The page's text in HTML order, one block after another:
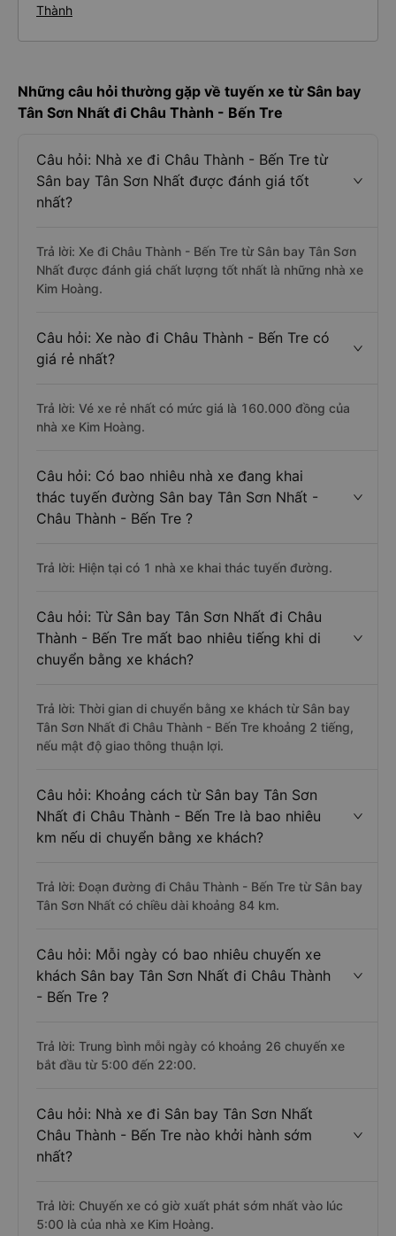
Thành
Những câu hỏi thường gặp về tuyến xe từ Sân bay
Tân Sơn Nhất đi Châu Thành - Bến Tre
Câu hỏi: Nhà xe đi Châu Thành - Bến Tre từ
Sân bay Tân Sơn Nhất được đánh giá tốt
nhất?
Trả lời: Xe đi Châu Thành - Bến Tre từ Sân bay Tân Sơn
Nhất được đánh giá chất lượng tốt nhất là những nhà xe
Kim Hoàng.
Câu hỏi: Xe nào đi Châu Thành - Bến Tre có
giá rẻ nhất?
Trả lời: Vé xe rẻ nhất có mức giá là 160.000 đồng của
nhà xe Kim Hoàng.
Câu hỏi: Có bao nhiêu nhà xe đang khai
thác tuyến đường Sân bay Tân Sơn Nhất -
Châu Thành - Bến Tre ?
Trả lời: Hiện tại có 1 nhà xe khai thác tuyến đường.
Câu hỏi: Từ Sân bay Tân Sơn Nhất đi Châu
Thành - Bến Tre mất bao nhiêu tiếng khi di
chuyển bằng xe khách?
Trả lời: Thời gian di chuyển bằng xe khách từ Sân bay
Tân Sơn Nhất đi Châu Thành - Bến Tre khoảng 2 tiếng,
nếu mật độ giao thông thuận lợi.
Câu hỏi: Khoảng cách từ Sân bay Tân Sơn
Nhất đi Châu Thành - Bến Tre là bao nhiêu
km nếu di chuyển bằng xe khách?
Trả lời: Đoạn đường đi Châu Thành - Bến Tre từ Sân bay
Tân Sơn Nhất có chiều dài khoảng 84 km.
Câu hỏi: Mỗi ngày có bao nhiêu chuyến xe
khách Sân bay Tân Sơn Nhất đi Châu Thành
- Bến Tre ?
Trả lời: Trung bình mỗi ngày có khoảng 26 chuyến xe
bắt đầu từ 5:00 đến 22:00.
Câu hỏi: Nhà xe đi Sân bay Tân Sơn Nhất
Châu Thành - Bến Tre nào khởi hành sớm
nhất?
Trả lời: Chuyến xe có giờ xuất phát sớm nhất vào lúc
5:00 là của nhà xe Kim Hoàng.